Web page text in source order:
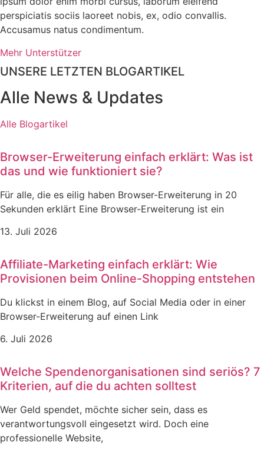
perspiciatis sociis laoreet nobis, ex, odio convallis.
Accusamus natus condimentum.
Mehr Unterstützer
UNSERE LETZTEN BLOGARTIKEL
Alle News & Updates
Alle Blogartikel
Browser-Erweiterung einfach erklärt: Was ist
das und wie funktioniert sie?
Für alle, die es eilig haben Browser-Erweiterung in 20
Sekunden erklärt Eine Browser-Erweiterung ist ein
13. Juli 2026
Affiliate-Marketing einfach erklärt: Wie
Provisionen beim Online-Shopping entstehen
Du klickst in einem Blog, auf Social Media oder in einer
Browser-Erweiterung auf einen Link
6. Juli 2026
Welche Spendenorganisationen sind seriös? 7
Kriterien, auf die du achten solltest
Wer Geld spendet, möchte sicher sein, dass es
verantwortungsvoll eingesetzt wird. Doch eine
professionelle Website,